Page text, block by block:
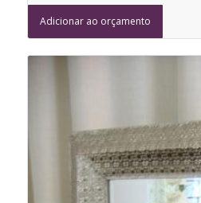
Adicionar ao orçamento